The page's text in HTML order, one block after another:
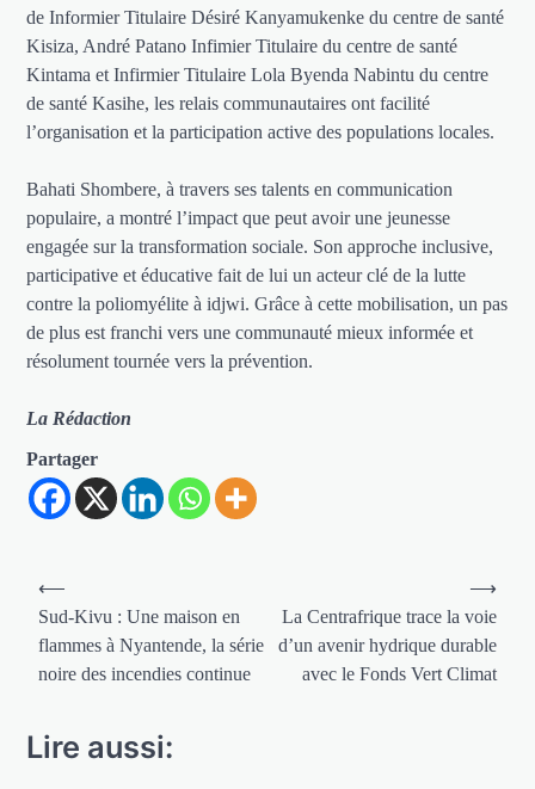
de Informier Titulaire Désiré Kanyamukenke du centre de santé
Kisiza, André Patano Infimier Titulaire du centre de santé
Kintama et Infirmier Titulaire Lola Byenda Nabintu du centre
de santé Kasihe, les relais communautaires ont facilité
l’organisation et la participation active des populations locales.
Bahati Shombere, à travers ses talents en communication
populaire, a montré l’impact que peut avoir une jeunesse
engagée sur la transformation sociale. Son approche inclusive,
participative et éducative fait de lui un acteur clé de la lutte
contre la poliomyélite à idjwi. Grâce à cette mobilisation, un pas
de plus est franchi vers une communauté mieux informée et
résolument tournée vers la prévention.
La Rédaction
Partager
Navigation
de
l’article
⟵
Sud-Kivu : Une maison en
flammes à Nyantende, la série
noire des incendies continue
La Centrafrique trace la voie
d’un avenir hydrique durable
avec le Fonds Vert Climat
⟶
Lire aussi: